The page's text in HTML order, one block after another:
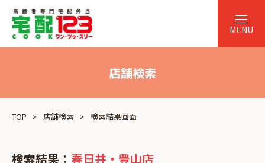
店舗検索
TOP 店舗検索 検索結果画面
検索結果： 春日井・豊山店